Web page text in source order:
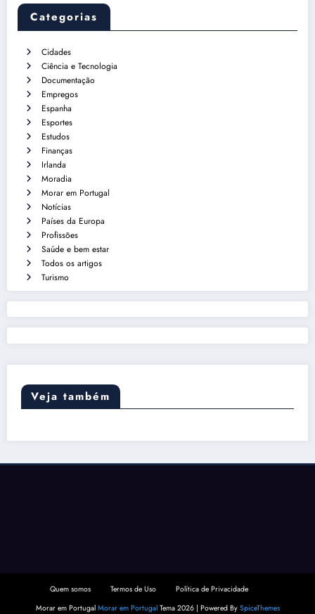
Categorias
Cidades
Ciência e Tecnologia
Documentação
Empregos
Espanha
Esportes
Estudos
Finanças
Irlanda
Moradia
Morar em Portugal
Notícias
Países da Europa
Profissões
Saúde e bem estar
Todos os artigos
Turismo
Veja também
Quem somos Termos de Uso
Política de Privacidade
Morar em Portugal Morar em PortugalTema 2026 | Powered By SpiceThemes